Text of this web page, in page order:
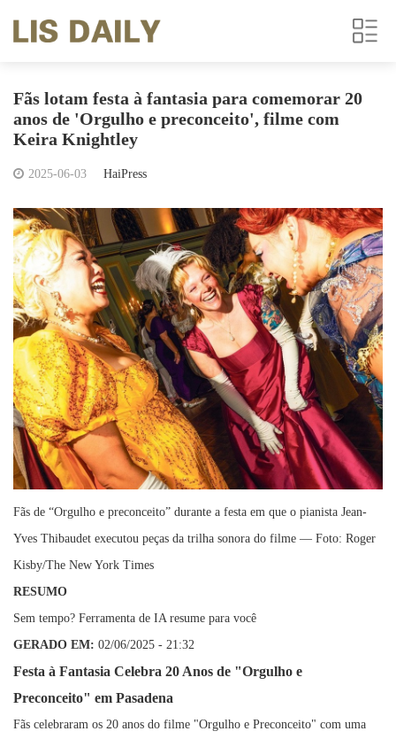
Fãs lotam festa à fantasia para comemorar 20
anos de 'Orgulho e preconceito', filme com
Keira Knightley
2025-06-03 HaiPress
Fãs de “Orgulho e preconceito” durante a festa em que o pianista Jean-
Yves Thibaudet executou peças da trilha sonora do filme — Foto: Roger
Kisby/The New York Times
RESUMO
Sem tempo? Ferramenta de IA resume para você
GERADO EM: 02/06/2025 - 21:32
Festa à Fantasia Celebra 20 Anos de "Orgulho e
Preconceito" em Pasadena
Fãs celebraram os 20 anos do filme "Orgulho e Preconceito" com uma